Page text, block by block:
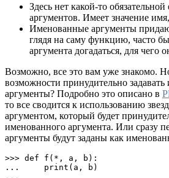
Здесь нет какой-то
аргументов. Имеет значение
Именованные аргументы
глядя на саму функцию, часто
аргумента догадаться, для чего
Возможно, все это вам уже знакомо.
возможности принудительно
аргументы? Подробно это описано в
то все сводится к использованию
аргументом, который будет
именованного аргумента. Или сразу
аргументы будут заданы как
>>> def f(*, a, b):
...     print(a, b)